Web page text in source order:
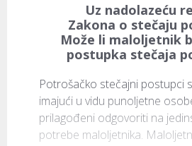
Uz nadolazeću
Zakona o stečaju
Može li maloljetnik
postupka stečaja
Potrošačko stečajni postupci
imajući u vidu punoljetne
prilagođeni odgovoriti na
potrebe maloljetnika.